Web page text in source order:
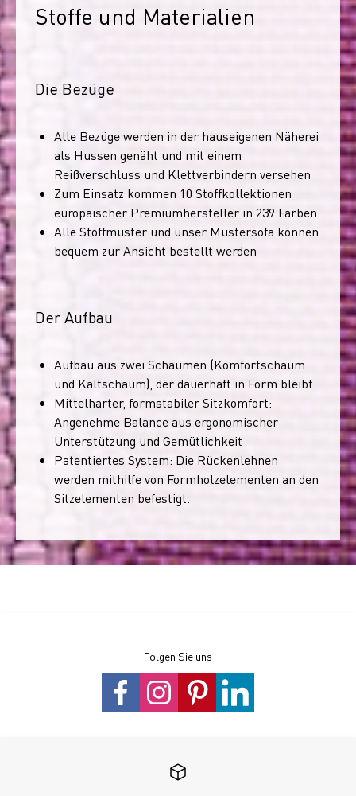
Stoffe und Materialien
Die Bezüge
Alle Bezüge werden in der hauseigenen Näherei
als Hussen genäht und mit einem
Reißverschluss und Klettverbindern versehen
Zum Einsatz kommen 10 Stoffkollektionen
europäischer Premiumhersteller in 239 Farben
Alle Stoffmuster und unser Mustersofa können
bequem zur Ansicht bestellt werden
Der Aufbau
Aufbau aus zwei Schäumen (Komfortschaum
und Kaltschaum), der dauerhaft in Form bleibt
Mittelharter, formstabiler Sitzkomfort:
Angenehme Balance aus ergonomischer
Unterstützung und Gemütlichkeit
Patentiertes System: Die Rückenlehnen
werden mithilfe von Formholzelementen an den
Sitzelementen befestigt.
Folgen Sie uns